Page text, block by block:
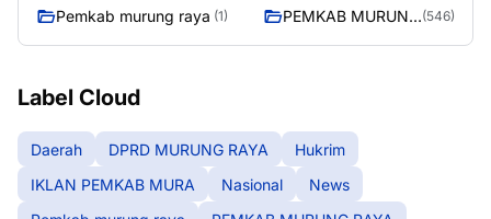
Pemkab murung raya (1)
PEMKAB MURUNG (546)
Label Cloud
Daerah DPRD MURUNG RAYA
Hukrim
IKLAN PEMKAB MURA
Nasional
News